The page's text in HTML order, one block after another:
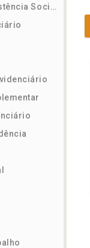
Benefícios e Assistência Social